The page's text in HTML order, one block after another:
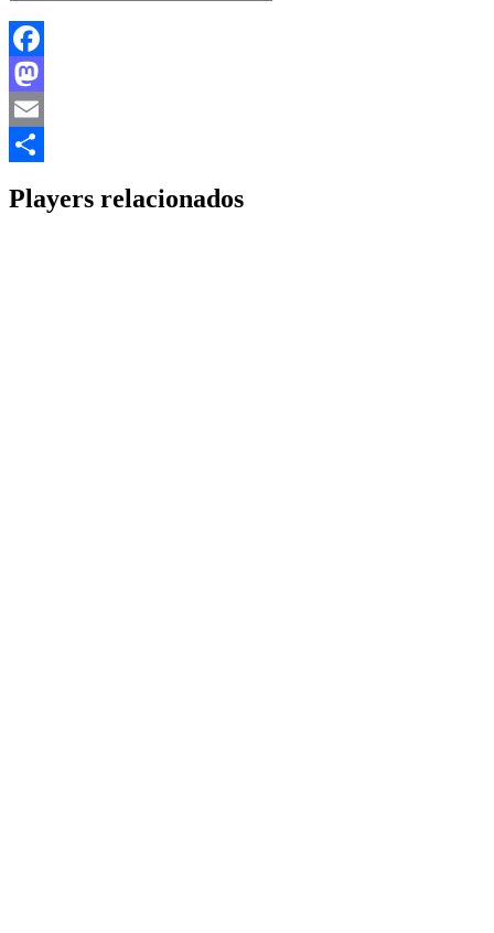
Facebook
Mastodon
Email
Players relacionados